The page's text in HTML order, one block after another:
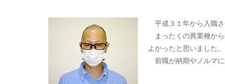
平成３１年から入職さ
まったくの異業種から
よかったと思いました。
前職が納期やノルマに